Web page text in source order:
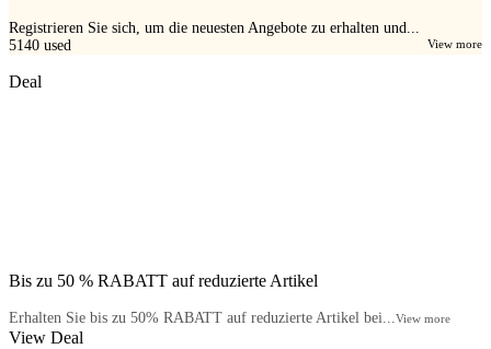
Registrieren Sie sich, um die neuesten Angebote zu erhalten und...
View more
5140 used
Deal
Bis zu 50 % RABATT auf reduzierte Artikel
Erhalten Sie bis zu 50% RABATT auf reduzierte Artikel bei...View more
View Deal